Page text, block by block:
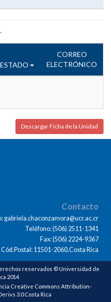
ESTADO
CORREO
ELECTRÓNICO
Descargar Ficha de la Unidad
Contacto
gabriela.chaconzamora@ucr.ac.cr
Teléfono: (506) 2511-1341
Fax: (506) 2224-9367
Cód.Postal: 11501-2060,Costa Rica
reservados © Universidad de
2014
Creative Commons Attribution-
3.0 Costa Rica